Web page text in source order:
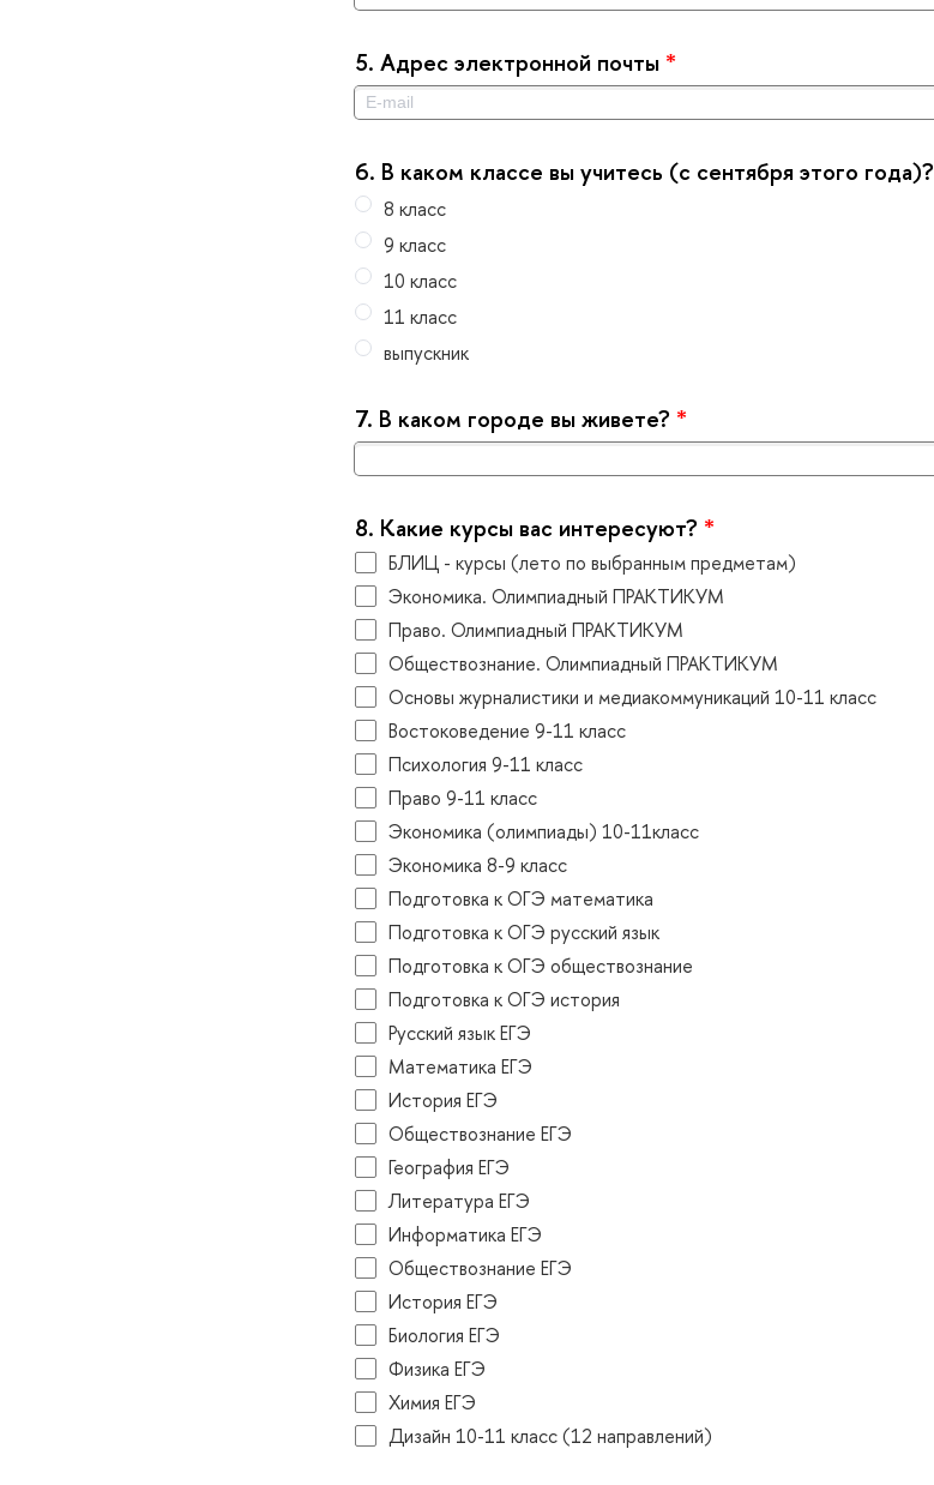
5. Адрес электронной почты *
6. каком классе вы учитесь (с сентября этого года)?
8 класс
9 класс
10 класс
11 класс
ыпускник
7. каком городе вы живете? *
8. Какие курсы вас интересуют? *
БЛИЦ - курсы (лето по выбранным предметам)
Экономика. Олимпиадный ПРАКТИКУМ
Право. Олимпиадный ПРАКТИКУМ
Обществознание. Олимпиадный ПРАКТИКУМ
Основы журналистики и медиакоммуникаций 10-11 класс
остоковедение 9-11 класс
Психология 9-11 класс
Право 9-11 класс
Экономика (олимпиады) 10-11класс
Экономика 8-9 класс
Подготовка к ОГЭ математика
Подготовка к ОГЭ русский язык
Подготовка к ОГЭ обществознание
Подготовка к ОГЭ история
Русский язык ЕГЭ
Математика ЕГЭ
История ЕГЭ
Обществознание ЕГЭ
География ЕГЭ
Литература ЕГЭ
Информатика ЕГЭ
Обществознание ЕГЭ
История ЕГЭ
Биология ЕГЭ
Физика ЕГЭ
Химия ЕГЭ
Дизайн 10-11 класс (12 направлений)